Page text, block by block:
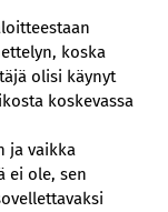
koska
olisi käynyt
koskevassa
ja vaikka
ei ole, sen